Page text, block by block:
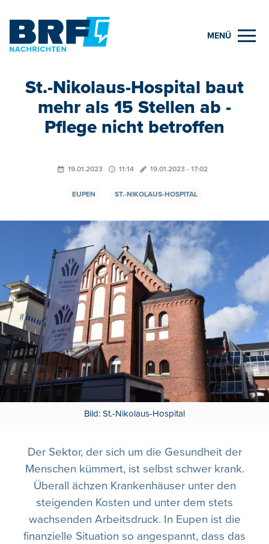
MENÜ
St.-Nikolaus-Hospital baut
mehr als 15 Stellen ab -
Pflege nicht betroffen
19.01.2023 11:14 19.01.2023 - 17:02
EUPEN ST.-NIKOLAUS-HOSPITAL
Bild: St.-Nikolaus-Hospital
Der Sektor, der sich um die Gesundheit der
Menschen kümmert, ist selbst schwer krank.
Überall ächzen Krankenhäuser unter den
steigenden Kosten und unter dem stets
wachsenden Arbeitsdruck. In Eupen ist die
finanzielle Situation so angespannt, dass das